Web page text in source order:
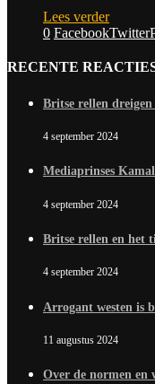
Lees verder
0 FacebookTwitter
RECENTE
Britse rellen
4 september 2024
Mediaprinses
4 september 2024
Britse rellen en het
4 september 2024
Arrogant westen is
11 augustus 2024
Over de normen en